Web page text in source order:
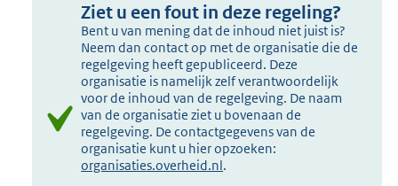
Ziet u een fout in deze regeling?
Bent u van mening dat de inhoud niet juist is?
Neem dan contact op met de organisatie die de
regelgeving heeft gepubliceerd. Deze
organisatie is namelijk zelf verantwoordelijk
voor de inhoud van de regelgeving. De naam
van de organisatie ziet u bovenaan de
regelgeving. De contactgegevens van de
organisatie kunt u hier opzoeken:
organisaties.overheid.nl.